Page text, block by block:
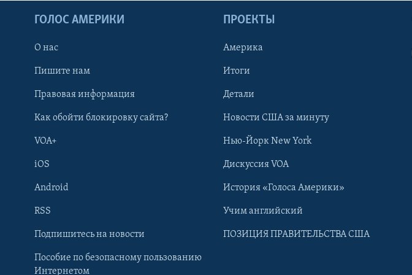
Learning English
ГОЛОС АМЕРИКИ
О нас
Пишите нам
Правовая информация
Как обойти блокировку сайта?
VOA+
iOS
Android
RSS
Подпишитесь на новости
Пособие по безопасному пользованию
Интернетом
ПРОЕКТЫ
Америка
Итоги
Детали
Новости США за минуту
Нью-Йорк New York
Дискуссия VOA
История «Голоса Америки»
Учим английский
ПОЗИЦИЯ ПРАВИТЕЛЬСТВА США